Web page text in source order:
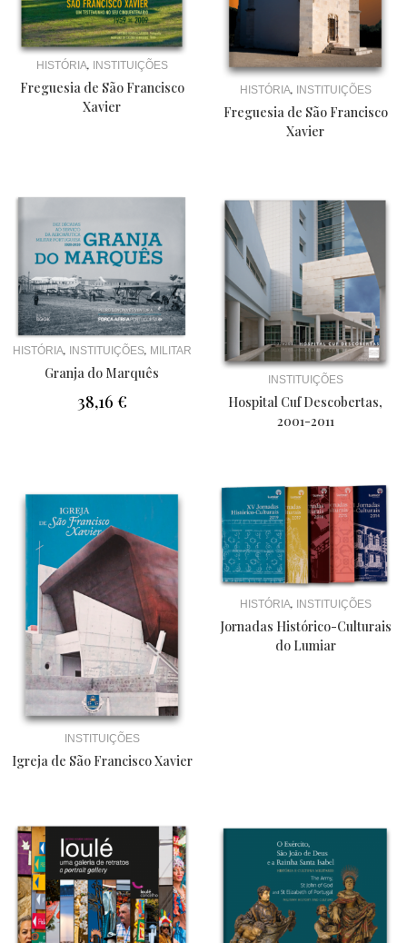
HISTÓRIA, INSTITUIÇÕES
Freguesia de São Francisco
Xavier
HISTÓRIA, INSTITUIÇÕES
Freguesia de São Francisco
Xavier
HISTÓRIA, INSTITUIÇÕES, MILITAR
Granja do Marquês
38,16 €
INSTITUIÇÕES
Hospital Cuf Descobertas,
2001-2011
INSTITUIÇÕES
Igreja de São Francisco Xavier
HISTÓRIA, INSTITUIÇÕES
Jornadas Histórico-Culturais
do Lumiar